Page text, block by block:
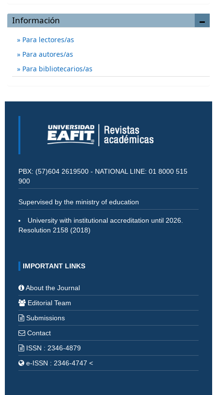
Información
Para lectores/as
Para autores/as
Para bibliotecarios/as
PBX: (57)604 2619500 - NATIONAL LINE: 01 8000 515
900
Supervised by the ministry of education
University with institutional accreditation until 2026.
Resolution 2158 (2018)
IMPORTANT LINKS
About the Journal
Editorial Team
Submissions
Contact
ISSN : 2346-4879
e-ISSN : 2346-4747 <